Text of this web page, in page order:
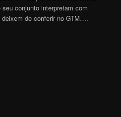
conjunto interpretam com
deixem de conferir no GTM….